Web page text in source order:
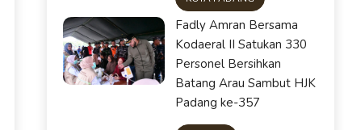
Fadly Amran Bersama
Kodaeral II Satukan 330
Personel Bersihkan
Batang Arau Sambut HJK
Padang ke-357